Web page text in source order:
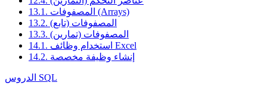
13.1. المصفوفات (Arrays)
13.2. المصفوفات (تابع)
13.3. المصفوفات (تمارين)
14.1. استخدام وظائف Excel
14.2. إنشاء وظيفة مخصصة
الدروس SQL